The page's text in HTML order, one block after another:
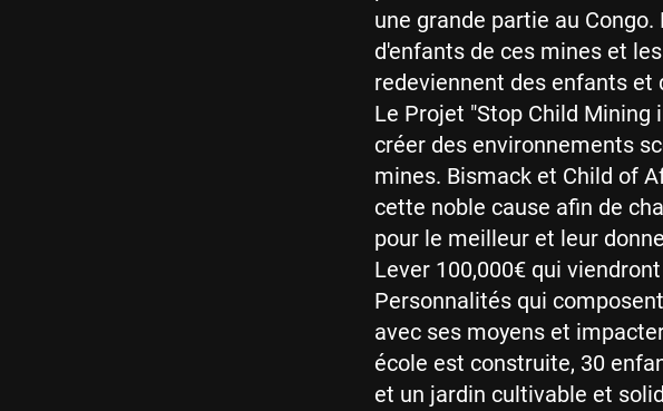
une grande partie au
d'enfants de ces mines et
redeviennent des enfants et
Le Projet "Stop Child
créer des environnements
mines. Bismack et Child of
cette noble cause afin de
pour le meilleur et leur
Lever 100,000€ qui
Personnalités qui
avec ses moyens et
école est construite, 30
et un jardin cultivable et